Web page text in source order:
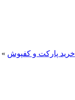
خرید پارکت و کفپوش »